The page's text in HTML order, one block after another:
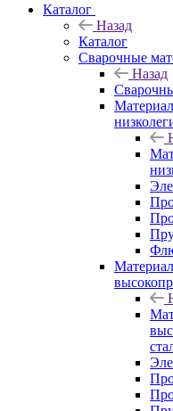
Каталог
Назад
Каталог
Сварочные
Назад